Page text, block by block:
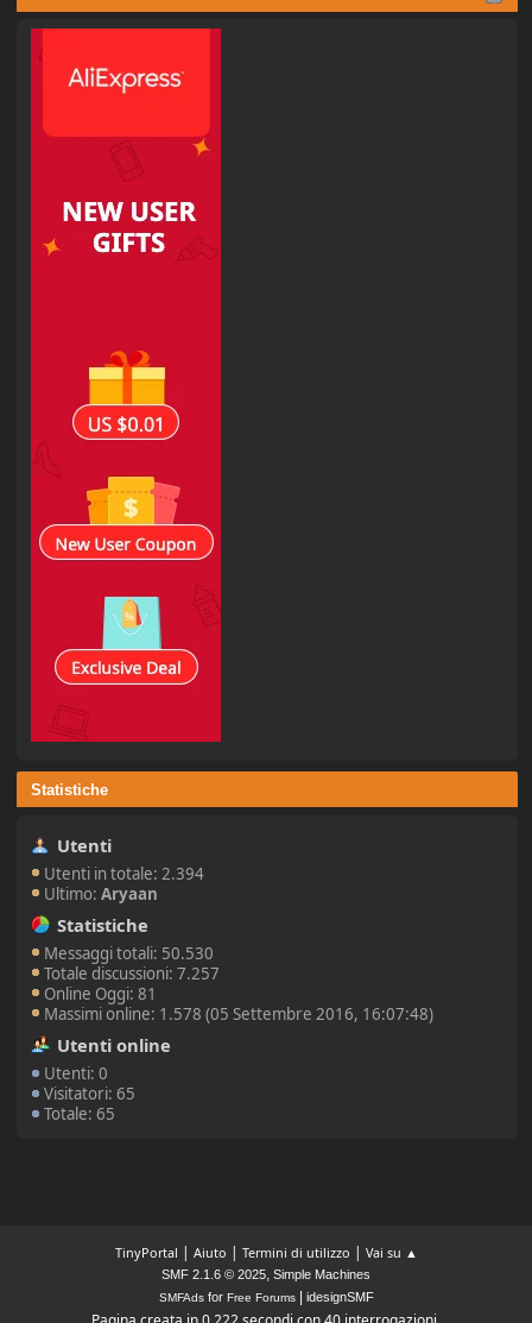
Statistiche
Utenti
Utenti in totale: 2.394
Ultimo:Aryaan
Statistiche
Messaggi totali: 50.530
Totale discussioni: 7.257
Online Oggi: 81
Massimi online: 1.578 (05 Settembre 2016, 16:07:48)
Utenti online
Utenti: 0
Visitatori: 65
Totale: 65
TinyPortal Aiuto Termini di utilizzo Vai su ▲
SMF 2.1.6 © 2025, Simple Machines
SMFAdsfor Free Forums| idesignSMF